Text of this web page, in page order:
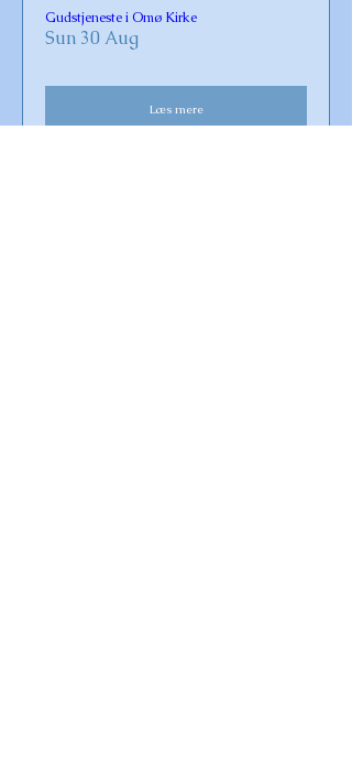
Gudstjeneste i Omø Kirke
Sun 30 Aug
Læs mere